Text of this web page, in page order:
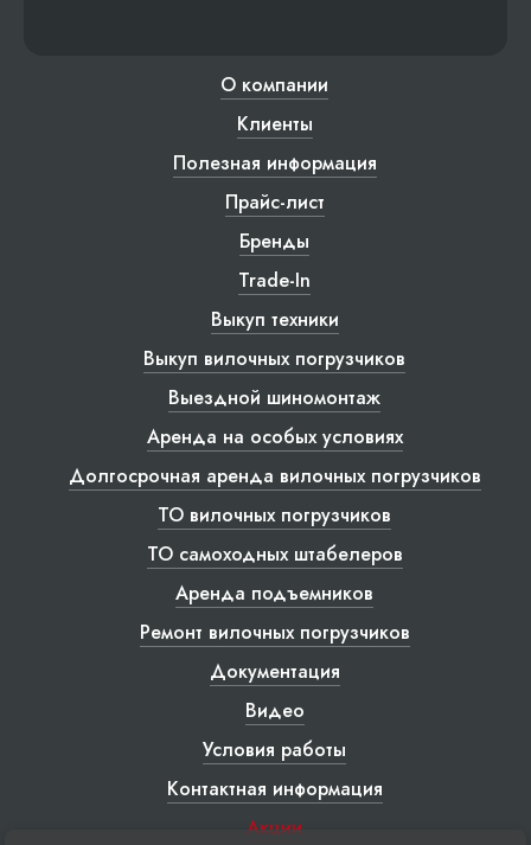
О компании
Клиенты
Полезная информация
Прайс-лист
Бренды
Trade-In
Выкуп техники
Выкуп вилочных погрузчиков
Выездной шиномонтаж
Аренда на особых условиях
Долгосрочная аренда вилочных погрузчиков
ТО вилочных погрузчиков
ТО самоходных штабелеров
Аренда подъемников
Ремонт вилочных погрузчиков
Документация
Видео
Условия работы
Контактная информация
Акции